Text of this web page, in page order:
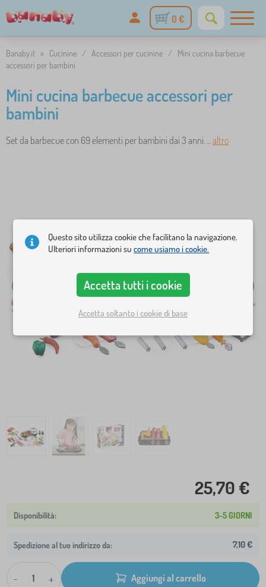
0 €
Banaby.it » Cucinine / Accessori per cucinine /
Mini cucina barbecue
accessori per bambini
Mini cucina barbecue accessori per
bambini
Set da barbecue con 69 elementi per bambini dai 3 anni. .. altro
25,70 €
3-5 GIORNI
Spedizione al tuo indirizzo da: 7,10 €
- + Aggiungi al carrello
Questo sito utilizza cookie che facilitano la navigazione.
Ulteriori informazioni sucome usiamo i cookie.
Accetta tutti i cookie
Accetta soltanto i cookie di base